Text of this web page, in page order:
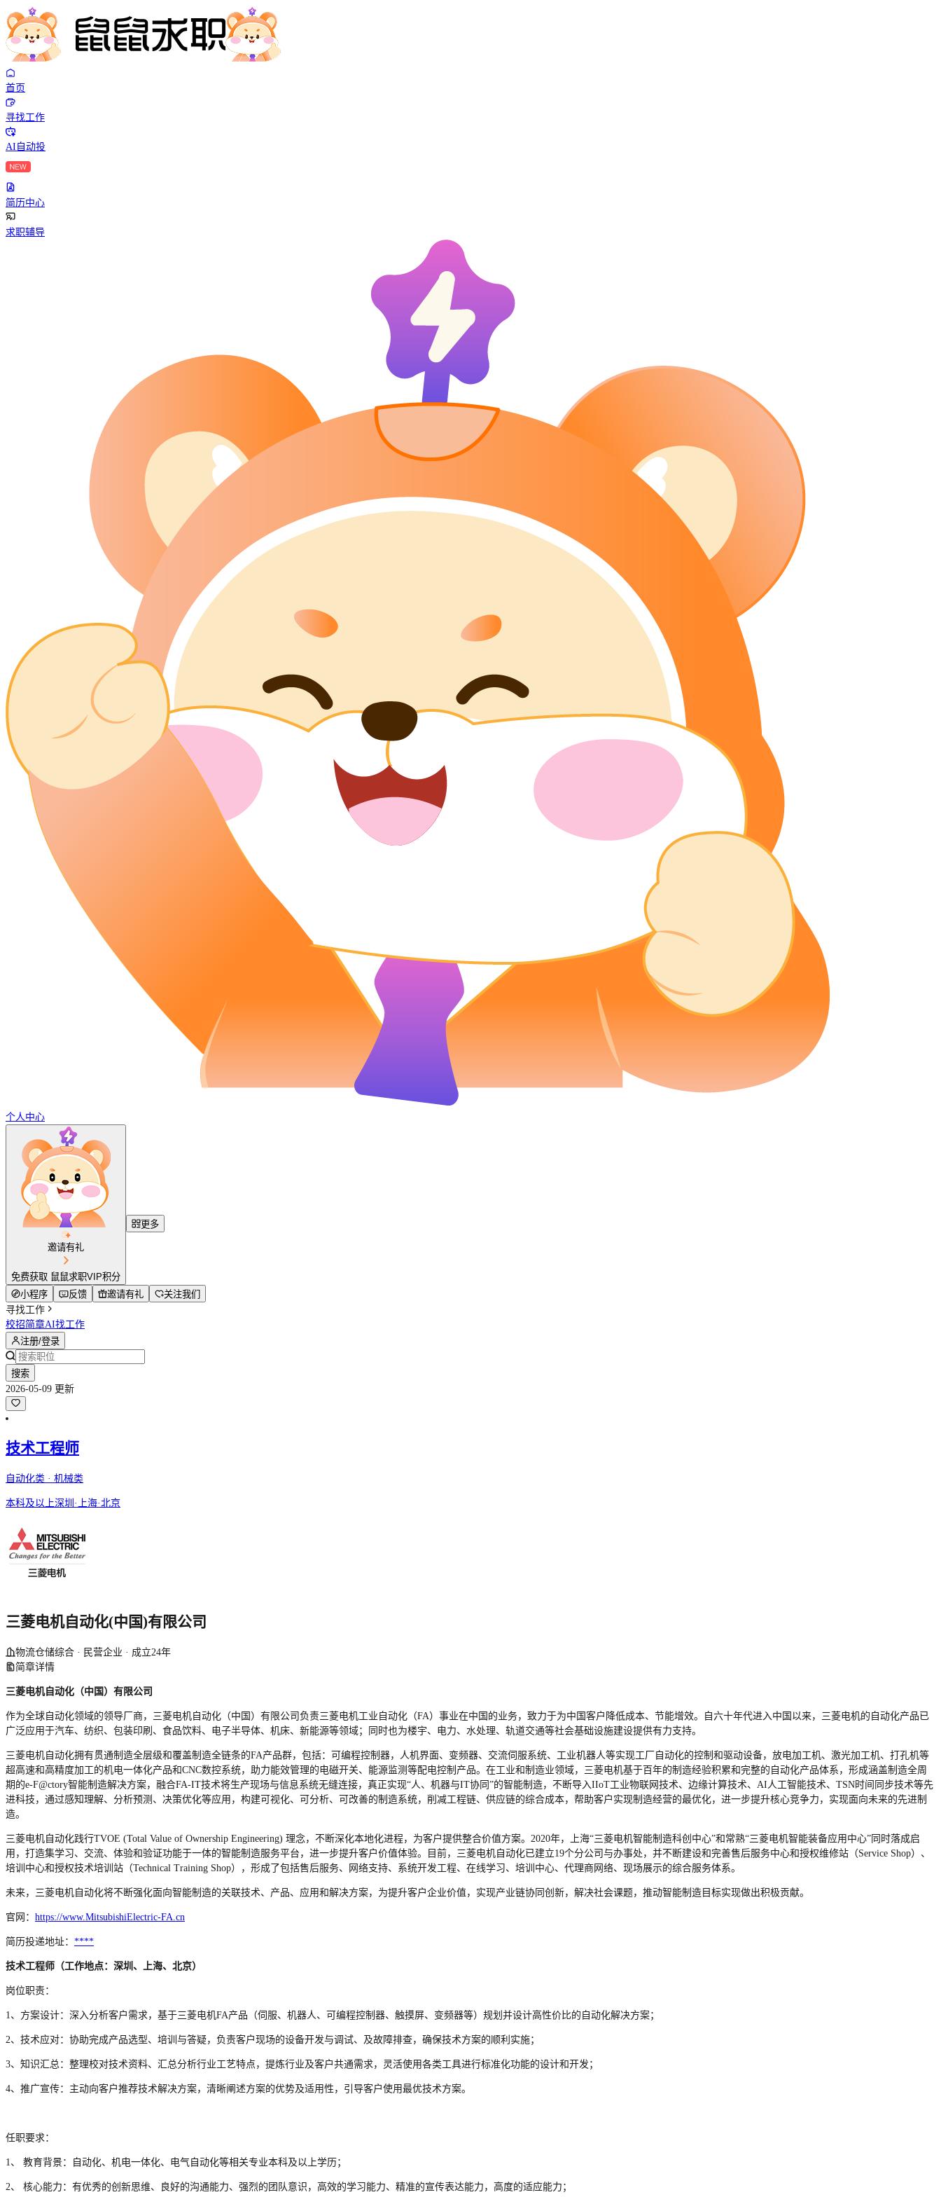
首页
寻找工作
AI自动投
简历中心
求职辅导
个人中心
邀请有礼
免费获取 鼠鼠求职VIP积分
更多
小程序 反馈 邀请有礼
关注我们
寻找工作
校招简章AI找工作
注册/登录
搜索
2026-05-09 更新
技术工程师
自动化类 · 机械类
本科及以上深圳·上海·北京
三菱电机自动化(中国)有限公司
物流仓储综合 · 民营企业 · 成立24年
简章详情
三菱电机自动化（中国）有限公司
作为全球自动化领域的领导厂商，三菱电机自动化（中国）有限公司负责三菱电机工业自动化（FA）事业在中国的业务，致力于为中国客户降低成本、节能增效。自六十年代进入中国以来，三菱电机的自动化产品已
广泛应用于汽车、纺织、包装印刷、食品饮料、电子半导体、机床、新能源等领域；同时也为楼宇、电力、水处理、轨道交通等社会基础设施建设提供有力支持。
三菱电机自动化拥有贯通制造全层级和覆盖制造全链条的FA产品群，包括：可编程控制器，人机界面、变频器、交流伺服系统、工业机器人等实现工厂自动化的控制和驱动设备，放电加工机、激光加工机、打孔机等
超高速和高精度加工的机电一体化产品和CNC数控系统，助力能效管理的电磁开关、能源监测等配电控制产品。在工业和制造业领域，三菱电机基于百年的制造经验积累和完整的自动化产品体系，形成涵盖制造全周
期的e-F@ctory智能制造解决方案，融合FA-IT技术将生产现场与信息系统无缝连接，真正实现“人、机器与IT协同”的智能制造，不断导入IIoT工业物联网技术、边缘计算技术、AI人工智能技术、TSN时间同步技术等先
进科技，通过感知理解、分析预测、决策优化等应用，构建可视化、可分析、可改善的制造系统，削减工程链、供应链的综合成本，帮助客户实现制造经营的最优化，进一步提升核心竞争力，实现面向未来的先进制
造。
三菱电机自动化践行TVOE (Total Value of Ownership Engineering) 理念，不断深化本地化进程，为客户提供整合价值方案。2020年，上海“三菱电机智能制造科创中心”和常熟“三菱电机智能装备应用中心”同时落成启
用，打造集学习、交流、体验和验证功能于一体的智能制造服务平台，进一步提升客户价值体验。目前，三菱电机自动化已建立19个分公司与办事处，并不断建设和完善售后服务中心和授权维修站（Service Shop）、
培训中心和授权技术培训站（Technical Training Shop），形成了包括售后服务、网络支持、系统开发工程、在线学习、培训中心、代理商网络、现场展示的综合服务体系。
未来，三菱电机自动化将不断强化面向智能制造的关联技术、产品、应用和解决方案，为提升客户企业价值，实现产业链协同创新，解决社会课题，推动智能制造目标实现做出积极贡献。
官网： https://www.MitsubishiElectric-FA.cn
简历投递地址： ****
技术工程师（工作地点：深圳、上海、北京）
岗位职责：
1、方案设计：深入分析客户需求，基于三菱电机FA产品（伺服、机器人、可编程控制器、触摸屏、变频器等）规划并设计高性价比的自动化解决方案；
2、技术应对：协助完成产品选型、培训与答疑，负责客户现场的设备开发与调试、及故障排查，确保技术方案的顺利实施；
3、知识汇总：整理校对技术资料、汇总分析行业工艺特点，提炼行业及客户共通需求，灵活使用各类工具进行标准化功能的设计和开发；
4、推广宣传：主动向客户推荐技术解决方案，清晰阐述方案的优势及适用性，引导客户使用最优技术方案。
任职要求：
1、 教育背景：自动化、机电一体化、电气自动化等相关专业本科及以上学历；
2、 核心能力：有优秀的创新思维、良好的沟通能力、强烈的团队意识，高效的学习能力、精准的宣传表达能力，高度的适应能力；